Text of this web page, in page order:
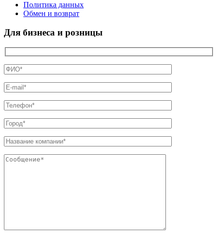
Политика данных
Обмен и возврат
Для бизнеса и розницы